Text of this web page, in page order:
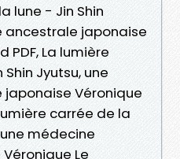
lune - Jin Shin
ancestrale japonaise
PDF, La lumière
Jyutsu, une
Véronique
carrée de la
médecine
Le